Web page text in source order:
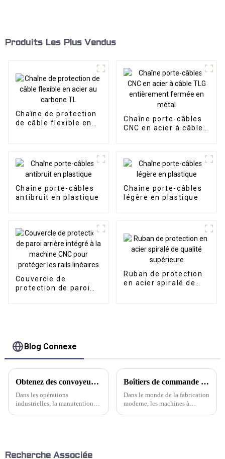
Produits Les Plus Vendus
Chaîne de protection
de câble flexible en
Chaîne porte-câbles
CNC en acier à câble
Chaîne porte-câbles
antibruit en plastique
Chaîne porte-câbles
légère en plastique
Couvercle de
protection de paroi
Ruban de protection
en acier spiralé de
Blog Connexe
Obtenez des convoyeurs de haute qualité pour une efficacité maximale
Dans les opérations
industrielles, la manutention
tournent vers des convoyeurs
Boîtiers de commande en porte-à-faux pour machines CNC : une introduction complète
Dans le monde de la fabrication
moderne, les machines à
Recherche Associée